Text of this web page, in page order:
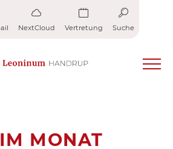
NextCloud Vertretung Suche
MONAT